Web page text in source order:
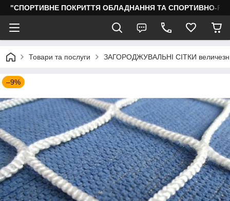
"СПОРТИВНЕ ПОКРИТТЯ ОБЛАДНАННЯ ТА СПОРТИВНО-
Товари та послуги ЗАГОРОДЖУВАЛЬНІ СІТКИ
–9%